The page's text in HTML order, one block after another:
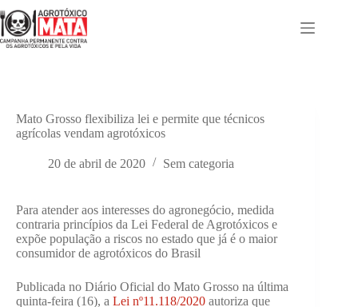
para
o
conteúdo
Mato Grosso flexibiliza lei e permite que técnicos
agrícolas vendam agrotóxicos
20 de abril de 2020 Sem categoria
Para atender aos interesses do agronegócio, medida
contraria princípios da Lei Federal de Agrotóxicos e
expõe população a riscos no estado que já é o maior
consumidor de agrotóxicos do Brasil
Publicada no Diário Oficial do Mato Grosso na última
quinta-feira (16), a Lei nº11.118/2020 autoriza que